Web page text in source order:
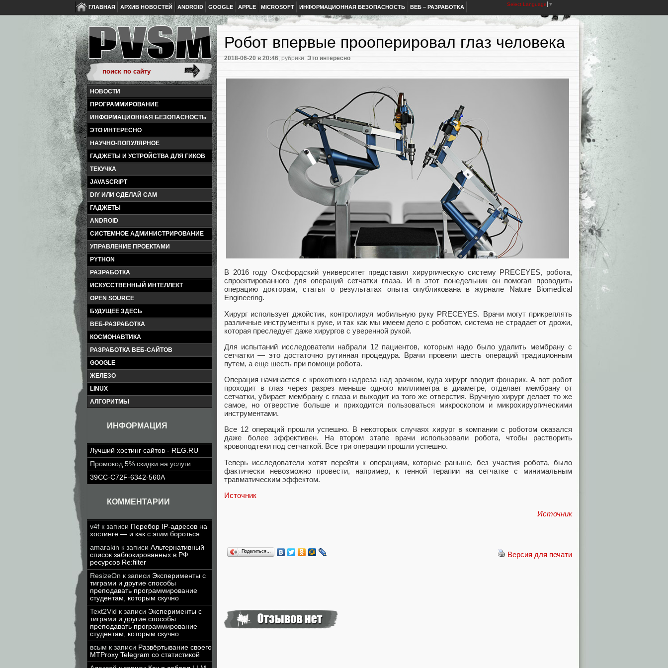
ГЛАВНАЯ АРХИВ НОВОСТЕЙ ANDROID GOOGLE APPLE MICROSOFT ИНФОРМАЦИОННАЯ БЕЗОПАСНОСТЬ ВЕБ – РАЗРАБОТКА Select Language ▼
НОВОСТИ
ПРОГРАММИРОВАНИЕ
ИНФОРМАЦИОННАЯ БЕЗОПАСНОСТЬ
ЭТО ИНТЕРЕСНО
НАУЧНО-ПОПУЛЯРНОЕ
ГАДЖЕТЫ И УСТРОЙСТВА ДЛЯ ГИКОВ
ТЕКУЧКА
JAVASCRIPT
DIY ИЛИ СДЕЛАЙ САМ
ГАДЖЕТЫ
ANDROID
СИСТЕМНОЕ АДМИНИСТРИРОВАНИЕ
УПРАВЛЕНИЕ ПРОЕКТАМИ
PYTHON
РАЗРАБОТКА
ИСКУССТВЕННЫЙ ИНТЕЛЛЕКТ
OPEN SOURCE
БУДУЩЕЕ ЗДЕСЬ
ВЕБ-РАЗРАБОТКА
КОСМОНАВТИКА
РАЗРАБОТКА ВЕБ-САЙТОВ
GOOGLE
ЖЕЛЕЗО
LINUX
АЛГОРИТМЫ
ИНФОРМАЦИЯ
Лучший хостинг сайтов - REG.RU
Промокод 5% скидки на услуги
39CC-C72F-6342-560A
КОММЕНТАРИИ
v4f к записи Перебор IP-адресов на
хостинге — и как с этим бороться
amarakin к записи Альтернативный
список заблокированных в РФ
ресурсов Re:filter
ResizeOn к записи Эксперименты с
тиграми и другие способы
преподавать программирование
студентам, которым скучно
Text2Vid к записи Эксперименты с
тиграми и другие способы
преподавать программирование
студентам, которым скучно
всым к записи Развёртывание своего
MTProxy Telegram со статистикой
Робот впервые прооперировал глаз человека
2018-06-20 в 20:46, рубрики: Это интересно
В 2016 году Оксфордский университет представил хирургическую систему PRECEYES, робота,
спроектированного для операций сетчатки глаза. И в этот понедельник он помогал проводить
операцию докторам, статья о результатах опыта опубликована в журнале Nature Biomedical
Engineering.
Хирург использует джойстик, контролируя мобильную руку PRECEYES. Врачи могут прикреплять
различные инструменты к руке, и так как мы имеем дело с роботом, система не страдает от дрожи,
которая преследует даже хирургов с уверенной рукой.
Для испытаний исследователи набрали 12 пациентов, которым надо было удалить мембрану с
сетчатки — это достаточно рутинная процедура. Врачи провели шесть операций традиционным
путем, а еще шесть при помощи робота.
Операция начинается с крохотного надреза над зрачком, куда хирург вводит фонарик. А вот робот
проходит в глаз через разрез меньше одного миллиметра в диаметре, отделает мембрану от
сетчатки, убирает мембрану с глаза и выходит из того же отверстия. Вручную хирург делает то же
самое, но отверстие больше и приходится пользоваться микроскопом и микрохирургическими
инструментами.
Все 12 операций прошли успешно. В некоторых случаях хирург в компании с роботом оказался
даже более эффективен. На втором этапе врачи использовали робота, чтобы растворить
кровоподтеки под сетчаткой. Все три операции прошли успешно.
Теперь исследователи хотят перейти к операциям, которые раньше, без участия робота, было
фактически невозможно провести, например, к генной терапии на сетчатке с минимальным
травматическим эффектом.
Источник
Источник
Версия для печати
Поделиться…